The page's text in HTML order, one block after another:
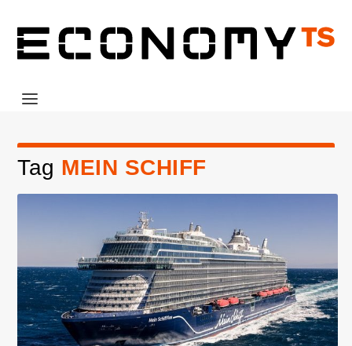
Tag MEIN SCHIFF